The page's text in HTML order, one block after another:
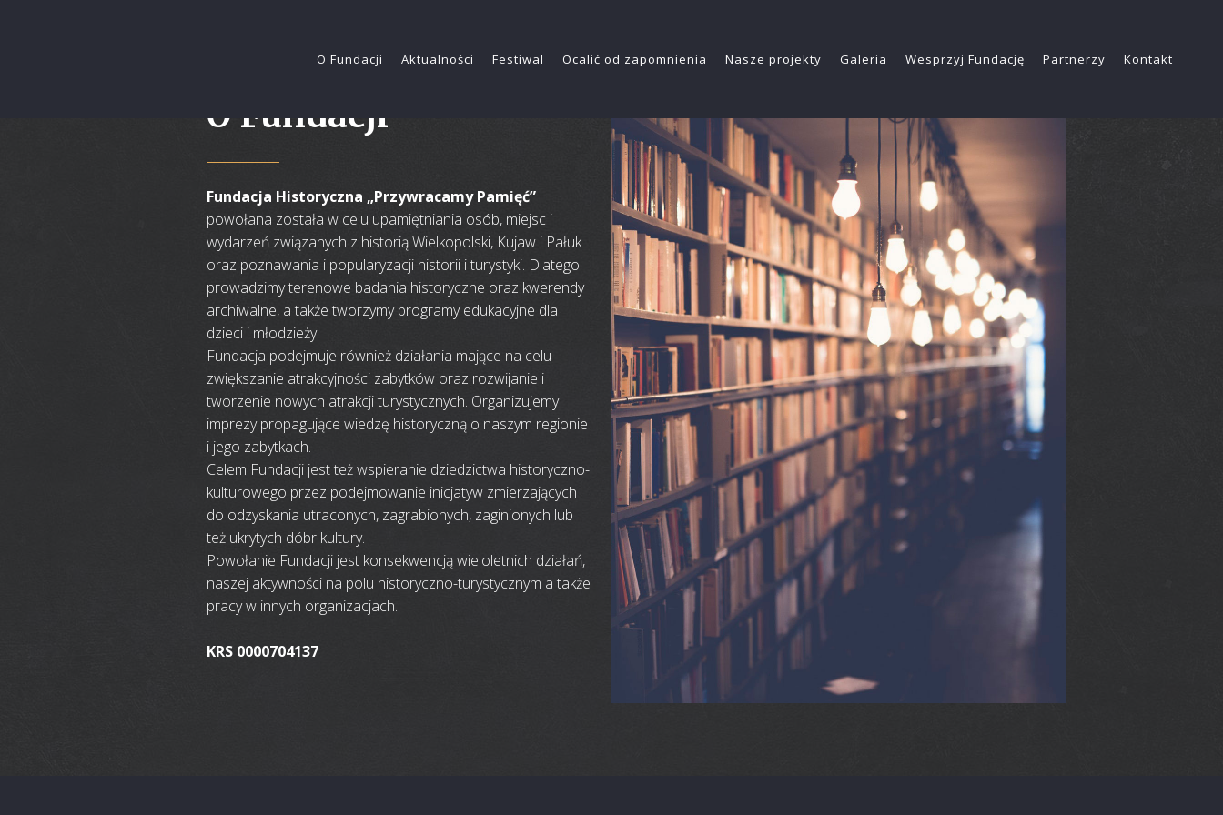
O Fundacji Aktualności Festiwal Ocalić od zapomnienia Nasze projekty Galeria Wesprzyj Fundację Partnerzy Kontakt
O Fundacji
Fundacja Historyczna „Przywracamy Pamięć”
powołana została w celu upamiętniania osób, miejsc i
wydarzeń związanych z historią Wielkopolski, Kujaw i Pałuk
oraz poznawania i popularyzacji historii i turystyki. Dlatego
prowadzimy terenowe badania historyczne oraz kwerendy
archiwalne, a także tworzymy programy edukacyjne dla
dzieci i młodzieży.
Fundacja podejmuje również działania mające na celu
zwiększanie atrakcyjności zabytków oraz rozwijanie i
tworzenie nowych atrakcji turystycznych. Organizujemy
imprezy propagujące wiedzę historyczną o naszym regionie
i jego zabytkach.
Celem Fundacji jest też wspieranie dziedzictwa historyczno-
kulturowego przez podejmowanie inicjatyw zmierzających
do odzyskania utraconych, zagrabionych, zaginionych lub
też ukrytych dóbr kultury.
Powołanie Fundacji jest konsekwencją wieloletnich działań,
naszej aktywności na polu historyczno-turystycznym a także
pracy w innych organizacjach.
KRS 0000704137